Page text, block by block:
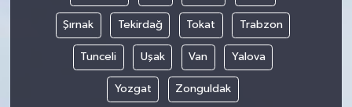
Şırnak Tekirdağ Tokat Trabzon
Tunceli Uşak Van Yalova
Yozgat Zonguldak